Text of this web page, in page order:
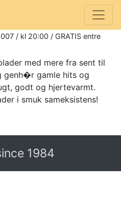
/ kl 20:00 / GRATIS entre
med mere fra sent til
genh�r gamle hits og
godt og hjertevarmt.
i smuk sameksistens!
1984